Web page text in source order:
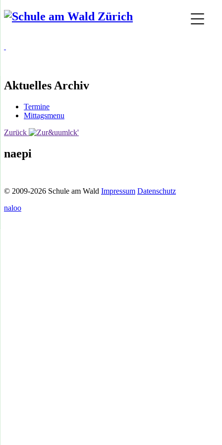
Aktuelles Archiv
Termine
Mittagsmenu
Zurück
naepi
© 2009-2026 Schule am Wald Impressum Datenschutz
naloo